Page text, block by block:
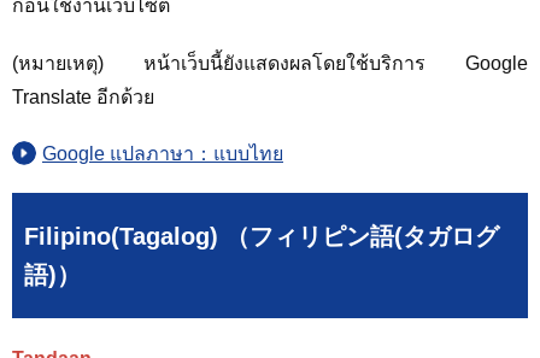
ก่อนใช้งานเว็บไซต์
(หมายเหตุ) หน้าเว็บนี้ยังแสดงผลโดยใช้บริการ Google
Translate อีกด้วย
Google แปลภาษา：แบบไทย
Filipino(Tagalog) （フィリピン語(タガログ
語)）